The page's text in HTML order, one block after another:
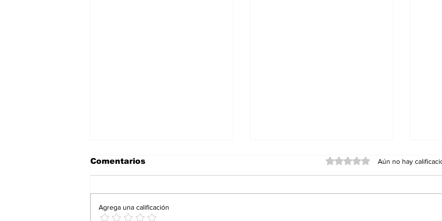
Comentarios Obtuvo 0 de 5 estrellas.
Aún no hay
Agrega una calificación